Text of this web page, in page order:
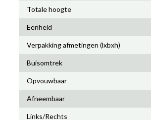
Totale hoogte
Eenheid
Verpakking afmetingen (lxbxh)
Buisomtrek
Opvouwbaar
Afneembaar
Links/Rechts